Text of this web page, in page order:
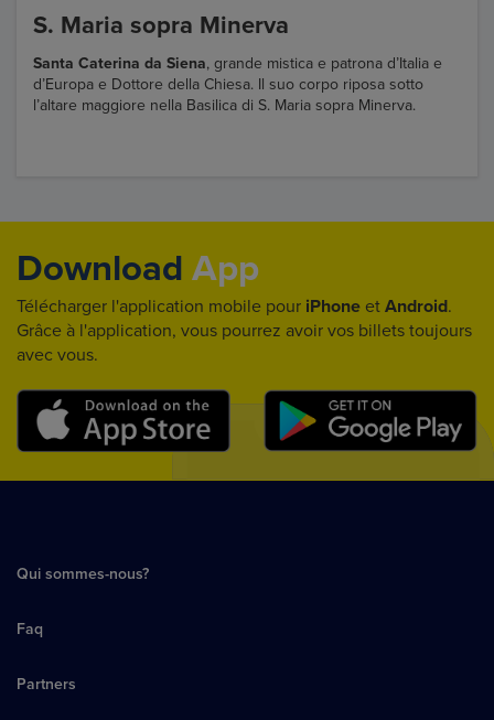
S. Maria sopra Minerva
Santa Caterina da Siena, grande mistica e patrona d’Italia e
d’Europa e Dottore della Chiesa. Il suo corpo riposa sotto
l’altare maggiore nella Basilica di S. Maria sopra Minerva.
Download App
Télécharger l'application mobile pour iPhone et Android.
Grâce à l'application, vous pourrez avoir vos billets toujours
avec vous.
Qui sommes-nous?
Faq
Partners